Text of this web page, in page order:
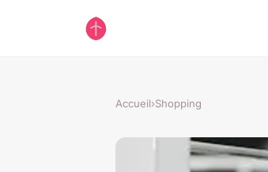
Accueil›Shopping